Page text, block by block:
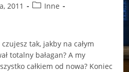
2011
PostInne
tak, jakby na całym
totalny bałagan? A my
całkiem od nowa? Koniec